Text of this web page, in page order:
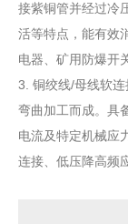
接紫铜管并经过冷
活等特点，能有效
电器、矿用防爆开
3. 铜绞线/母线软
弯曲加工而成。具
电流及特定机械应
连接、低压降高频